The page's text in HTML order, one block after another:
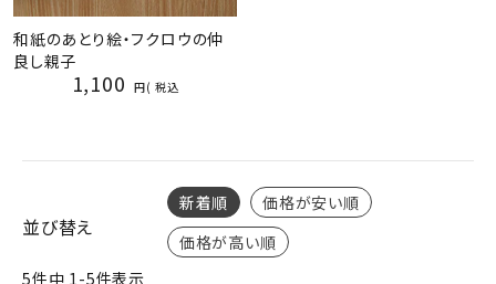
和紙のあとり絵・フクロウの仲
良し親子
1,100 税込
並び替え
新着順
価格が安い順
価格が高い順
5件中 1-5件表示